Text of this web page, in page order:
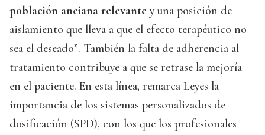
población anciana relevante y una posición de
aislamiento que lleva a que el efecto terapéutico no
sea el deseado”. También la falta de adherencia al
tratamiento contribuye a que se retrase la mejoría
en el paciente. En esta línea, remarca Leyes la
importancia de los sistemas personalizados de
dosificación (SPD), con los que los profesionales